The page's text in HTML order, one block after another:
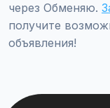
через Обменяю.
получите
объявления!